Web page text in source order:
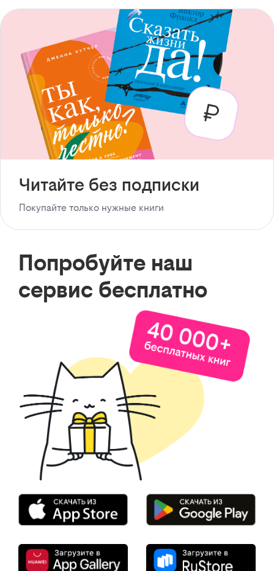
Читайте без подписки
Покупайте только нужные книги
Попробуйте наш
сервис бесплатно